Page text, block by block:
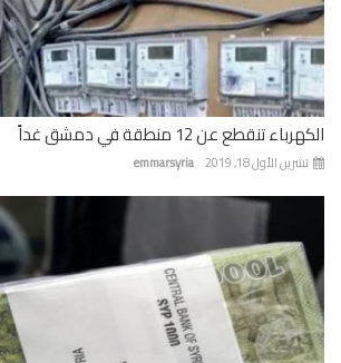
تنقطع عن 12 منطقة في دمشق غداً
emmarsyria الأول 18, 2019